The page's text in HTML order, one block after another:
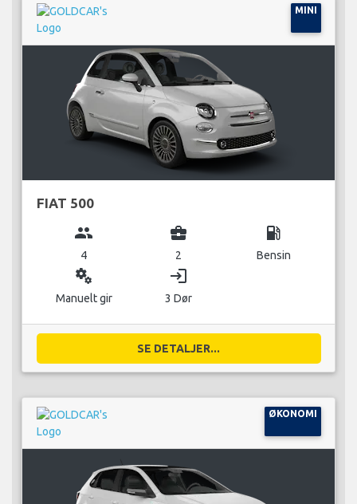
MINI
FIAT 500
group
4
business_center
2
local_gas_station
Bensin
miscellaneous_services
Manuelt gir
login
3 Dør
SE DETALJER...
ØKONOMI